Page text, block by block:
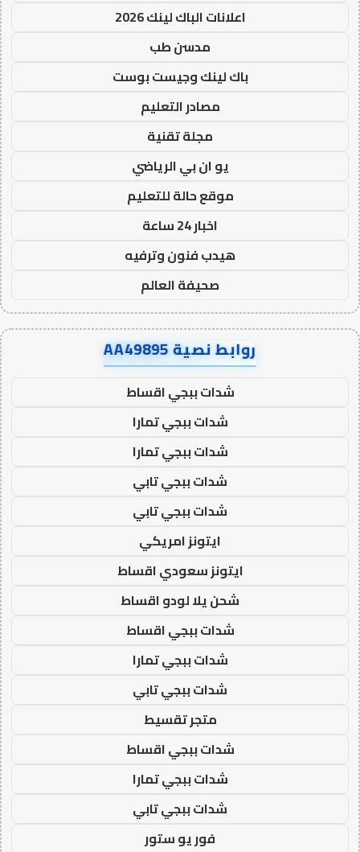
اعلانات الباك لينك 2026
مدسن طب
باك لينك وجيست بوست
مصادر التعليم
مجلة تقنية
يو ان بي الرياضي
موقع حالة للتعليم
اخبار 24 ساعة
هيدب فنون وترفيه
صحيفة العالم
روابط نصية AA49895
شدات ببجي اقساط
شدات ببجي تمارا
شدات ببجي تمارا
شدات ببجي تابي
شدات ببجي تابي
ايتونز امريكي
ايتونز سعودي اقساط
شحن يلا لودو اقساط
شدات ببجي اقساط
شدات ببجي تمارا
شدات ببجي تابي
متجر تقسيط
شدات ببجي اقساط
شدات ببجي تمارا
شدات ببجي تابي
فور يو ستور